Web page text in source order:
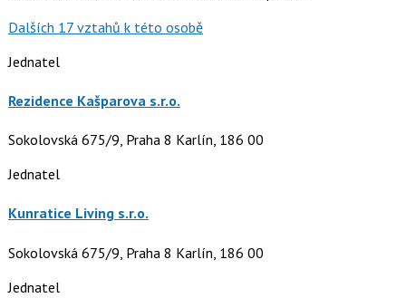
Dalších 17 vztahů k této osobě
Jednatel
Rezidence Kašparova s.r.o.
Sokolovská 675/9, Praha 8 Karlín, 186 00
Jednatel
Kunratice Living s.r.o.
Sokolovská 675/9, Praha 8 Karlín, 186 00
Jednatel